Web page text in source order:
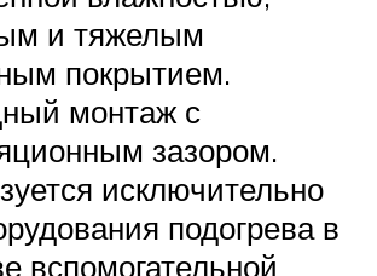
и тяжелым
покрытием.
монтаж с
зазором.
исключительно
подогрева в
вспомогательной